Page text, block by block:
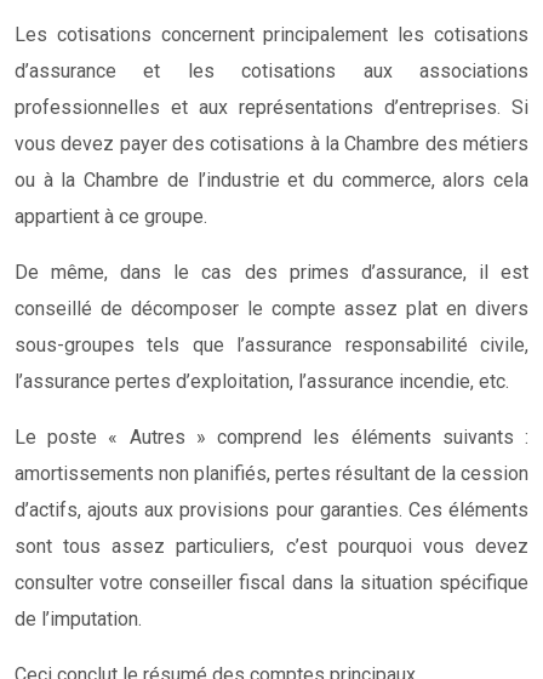
Les cotisations concernent principalement les cotisations
d’assurance et les cotisations aux associations
professionnelles et aux représentations d’entreprises. Si
vous devez payer des cotisations à la Chambre des métiers
ou à la Chambre de l’industrie et du commerce, alors cela
appartient à ce groupe.
De même, dans le cas des primes d’assurance, il est
conseillé de décomposer le compte assez plat en divers
sous-groupes tels que l’assurance responsabilité civile,
l’assurance pertes d’exploitation, l’assurance incendie, etc.
Le poste « Autres » comprend les éléments suivants :
amortissements non planifiés, pertes résultant de la cession
d’actifs, ajouts aux provisions pour garanties. Ces éléments
sont tous assez particuliers, c’est pourquoi vous devez
consulter votre conseiller fiscal dans la situation spécifique
de l’imputation.
Ceci conclut le résumé des comptes principaux.